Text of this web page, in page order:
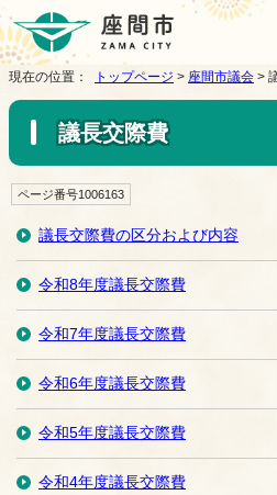
現在の位置： トップページ > 座間市議会 >
議長交際費
ページ番号1006163
議長交際費の区分および内容
令和8年度議長交際費
令和7年度議長交際費
令和6年度議長交際費
令和5年度議長交際費
令和4年度議長交際費